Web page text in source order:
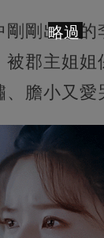
剛剛出場
被郡主姐姐
膽小又愛
略過